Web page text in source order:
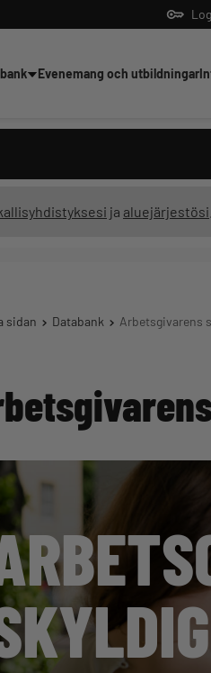
Evenemang och utbildningar
ja aluejärjestösi
sidan Databank Arbetsgivarens